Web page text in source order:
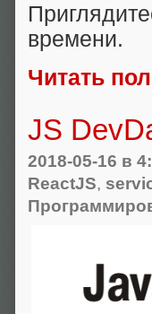
времени.
Читать
JS
2018-05-16 в
ReactJS,